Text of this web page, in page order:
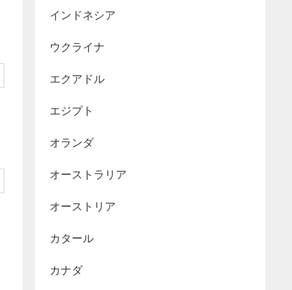
インドネシア
ウクライナ
エクアドル
エジプト
オランダ
オーストラリア
オーストリア
カタール
カナダ